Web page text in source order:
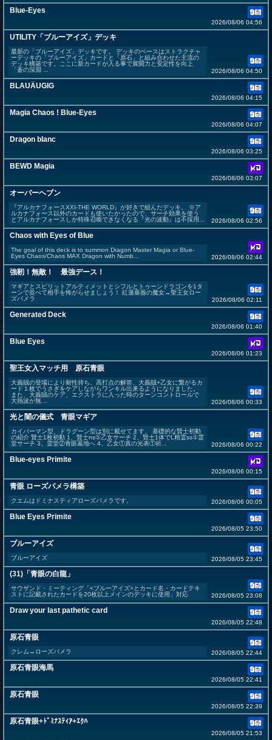
Blue-Eyes
2026/08/06 04:56
UTILITY「ブルーアイズ」デッキ
最新の「ブルーアイズ」デッキです。 デッキのベースはストラクチャ
ーデッキの「ブルーアイズ」カードと「原石」と組み合わせた主流の
デッキ構築です。ここに新カードが入る事で展開力と安定性を向上
「蒼の深淵 ...
2026/08/06 04:50
BLAUÄUGIG
2026/08/06 04:15
Magia Chaos ! Blue-Eyes
2026/08/06 04:07
Dragon blanc
2026/08/06 03:25
BEWD Magia
2026/08/06 03:07
オーバーヘブン
『アルカナフォースXXI-THE WORLD』が好きで組んだデッキ。 ※ア
ルカナフォース以外のカードも使いたかったので、サーチ効果を使う
とアルカナフォースしか特殊召喚できなくなる『光の波動』は不採用...
2026/08/06 02:56
Chaos with Eyes of Blue
The goal of this deck is to summon Dragon Master Magia or Blue-
Eyes Chaos/Chaos MAX Dragon with Numb...
2026/08/06 02:44
強靭！無敵！ 最強デース！
マギアとスピリットアルティメットとシフルとトゥーンドラゴンを1タ
ーンで並べて相手を怖がらせましょう！ 紅蓮薔薇の魔女→聖王女ロー
ズパメラ
2026/08/06 02:11
Generated Deck
2026/08/06 01:40
Blue Eyes
2026/08/06 01:23
聖王女入マッチ用 原石青眼
大義賊の登場により耐性持ち、高打点の解答、大義賊+乙女に繋がるカ
ード１枚でうさぎをケアしながらワンキル出来るようになりました。
また、大義賊のケア、エクストラに入った時のターンコントロールで
大熱波が無...
2026/08/06 00:33
光と闇の儀式 青眼マギア
カイバーマン型、ドラグーン型は別に載せてます。 基礎的な賢士初動
の紹介 賢士1枚初動 1、賢士ns①乙女サーチ 2、賢士1体でL精霊ss①霊
堂サーチ 3、霊堂②青眼墓地へ 4、乙女①真の光表①祈...
2026/08/06 00:22
Blue-eyes Primite
2026/08/06 00:15
青眼 ローズパメラ構築
クエムはドミナスティアローズパメラです。 2026/08/06 00:05
Blue Eyes Primite
2026/08/05 23:50
ブルーアイズ
ブルーアイズ 2026/08/05 23:45
(31)「青眼の白龍」
サウザンド・ミーティング「<ブルーアイズ>とカード名・カードテキ
ストに記載されたカードを20枚以上メインのデッキに使用」対応
2026/08/05 23:08
Draw your last pathetic card
2026/08/05 22:48
原石青眼
クレム→ローズパメラ 2026/08/05 22:44
原石青眼海馬
2026/08/05 22:41
原石青眼
2026/08/05 22:39
原石青眼+ﾄﾞﾐﾅｽﾃｨｱ+ｴｸﾊ
2026/08/05 21:53